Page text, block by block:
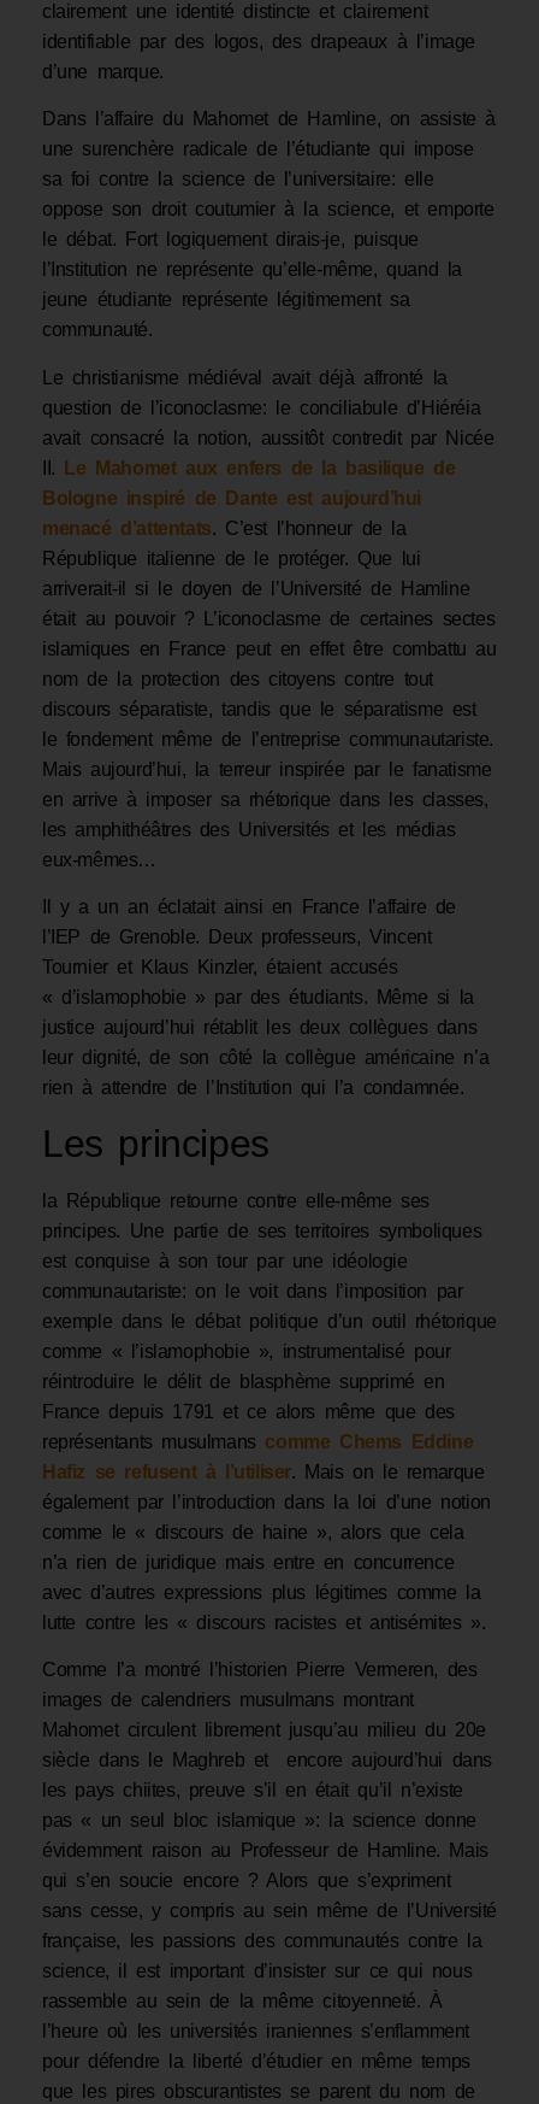
clairement une identité distincte et clairement
identifiable par des logos, des drapeaux à l’image
d’une marque.
Dans l’affaire du Mahomet de Hamline, on assiste à
une surenchère radicale de l’étudiante qui impose
sa foi contre la science de l’universitaire: elle
oppose son droit coutumier à la science, et emporte
le débat. Fort logiquement dirais-je, puisque
l’Institution ne représente qu’elle-même, quand la
jeune étudiante représente légitimement sa
communauté.
Le christianisme médiéval avait déjà affronté la
question de l’iconoclasme: le conciliabule d’Hiéréia
avait consacré la notion, aussitôt contredit par Nicée
II.
Le Mahomet aux enfers de la basilique de
Bologne inspiré de Dante est aujourd’hui
menacé d’attentats. C’est l’honneur de la
République italienne de le protéger. Que lui
arriverait-il si le doyen de l’Université de Hamline
était au pouvoir ? L’iconoclasme de certaines sectes
islamiques en France peut en effet être combattu au
nom de la protection des citoyens contre tout
discours séparatiste, tandis que le séparatisme est
le fondement même de l’entreprise communautariste.
Mais aujourd’hui, la terreur inspirée par le fanatisme
en arrive à imposer sa rhétorique dans les classes,
les amphithéâtres des Universités et les médias
eux-mêmes…
Il y a un an éclatait ainsi en France l’affaire de
l’IEP de Grenoble. Deux professeurs, Vincent
Tournier et Klaus Kinzler, étaient accusés
« d’islamophobie » par des étudiants. Même si la
justice aujourd’hui rétablit les deux collègues dans
leur dignité, de son côté la collègue américaine n’a
rien à attendre de l’Institution qui l’a condamnée.
Les principes
la République retourne contre elle-même ses
principes. Une partie de ses territoires symboliques
est conquise à son tour par une idéologie
communautariste: on le voit dans l’imposition par
exemple dans le débat politique d’un outil rhétorique
comme « l’islamophobie », instrumentalisé pour
réintroduire le délit de blasphème supprimé en
France depuis 1791 et ce alors même que des
représentants musulmans comme Chems Eddine
Hafiz se refusent à l’utiliser. Mais on le remarque
également par l’introduction dans la loi d’une notion
comme le « discours de haine », alors que cela
n’a rien de juridique mais entre en concurrence
avec d’autres expressions plus légitimes comme la
lutte contre les « discours racistes et antisémites ».
Comme l’a montré l’historien Pierre Vermeren, des
images de calendriers musulmans montrant
Mahomet circulent librement jusqu’au milieu du 20e
siècle dans le Maghreb et encore aujourd’hui dans
les pays chiites, preuve s’il en était qu’il n’existe
pas « un seul bloc islamique »: la science donne
évidemment raison au Professeur de Hamline. Mais
qui s’en soucie encore ? Alors que s’expriment
sans cesse, y compris au sein même de l’Université
française, les passions des communautés contre la
science, il est important d’insister sur ce qui nous
rassemble au sein de la même citoyenneté. À
l’heure où les universités iraniennes s’enflamment
pour défendre la liberté d’étudier en même temps
que les pires obscurantistes se parent du nom de